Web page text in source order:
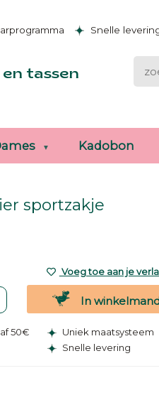
Snelle
tassen
Kadobon
sportzakje
Voeg toe aan je
In
50€
Uniek maatsysteem
Snelle levering